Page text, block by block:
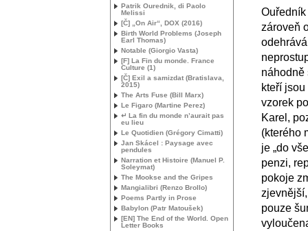
zároveň
náhodně
kteří
vzorek
Karel,
(kterého
je „do
penzi,
pokoje
pouze
Patrik Ourednik, di Paolo
Melissi
[Č] „On Air“, DOX (2016)
Birth World Problems (Joseph
Earl Thomas)
Notable (Giorgio Vasta)
[F] La Fin du monde. France
Culture (1)
[Č] Exil a samizdat (Bratislava,
2015)
The Arts Fuse (Bill Marx)
Le Figaro (Martine Perez)
↵ La fin du monde n’aurait pas
eu lieu
Le Quotidien (Grégory Cimatti)
Jan Skácel : Paysage avec
pendules
Narration et Histoire (Manuel P.
Soleymat)
The Mookse and the Gripes
Mangialibri (Renzo Brollo)
Poems Partly in Prose
Babylon (Patr Matoušek)
[EN] The End of the World. Open
Letter Books